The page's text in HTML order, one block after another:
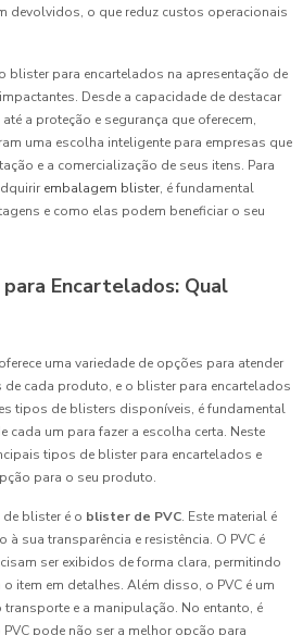
devolvidos, o que reduz custos operacionais
blister para encartelados na apresentação de
Desde a capacidade de destacar
a proteção e segurança que oferecem,
uma escolha inteligente para empresas que
e a comercialização de seus itens. Para
embalagem blister, é fundamental
e como elas podem beneficiar o seu
Encartelados: Qual
uma variedade de opções para atender
de cada produto, e o blister para encartelados
tipos de blisters disponíveis, é fundamental
cada um para fazer a escolha certa. Neste
tipos de blister para encartelados e
para o seu produto.
blister é o blister de PVC. Este material é
sua transparência e resistência. O PVC é
ser exibidos de forma clara, permitindo
item em detalhes. Além disso, o PVC é um
e a manipulação. No entanto, é
pode não ser a melhor opção para